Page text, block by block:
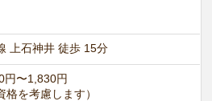
上石神井 徒歩 15分
円〜1,830円
格を考慮します）